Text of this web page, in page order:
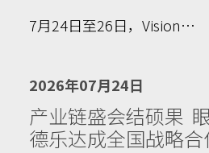
7月24日至26日，Vision…
2026年07月24日
产业链盛会结硕果
德乐达成全国战略合